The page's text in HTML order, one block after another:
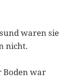
waren sie
nicht.
Boden war